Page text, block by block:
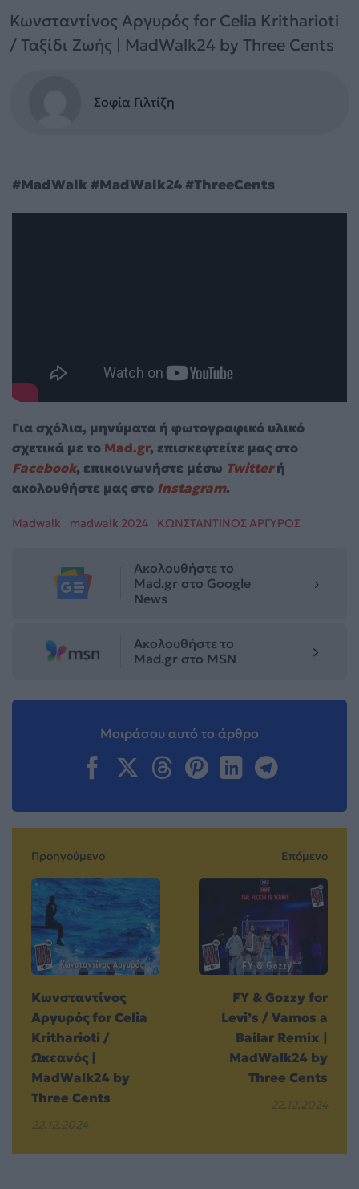
Κωνσταντίνος Αργυρός for Celia Kritharioti
/ Ταξίδι Ζωής | MadWalk24 by Three Cents
Σοφία Γιλτίζη
#MadWalk #MadWalk24 #ThreeCents
Για σχόλια, μηνύματα ή φωτογραφικό υλικό
σχετικά με το Mad.gr, επισκεφτείτε μας στο
Facebook, επικοινωνήστε μέσω Twitterή
ακολουθήστε μας στο Instagram.
Madwalk madwalk 2024 ΚΩΝΣΤΑΝΤΙΝΟΣ ΑΡΓΥΡΟΣ
Ακολουθήστε το
Mad.gr στο Google
News
Ακολουθήστε το
Mad.gr στο MSN
Μοιράσου αυτό το άρθρο
Προηγούμενο
Κωνσταντίνος
Αργυρός for Celia
Kritharioti /
Ωκεανός |
MadWalk24 by
Three Cents
22.12.2024
Επόμενο
FY & Gozzy for
Levi’s / Vamos a
Bailar Remix |
MadWalk24 by
Three Cents
22.12.2024